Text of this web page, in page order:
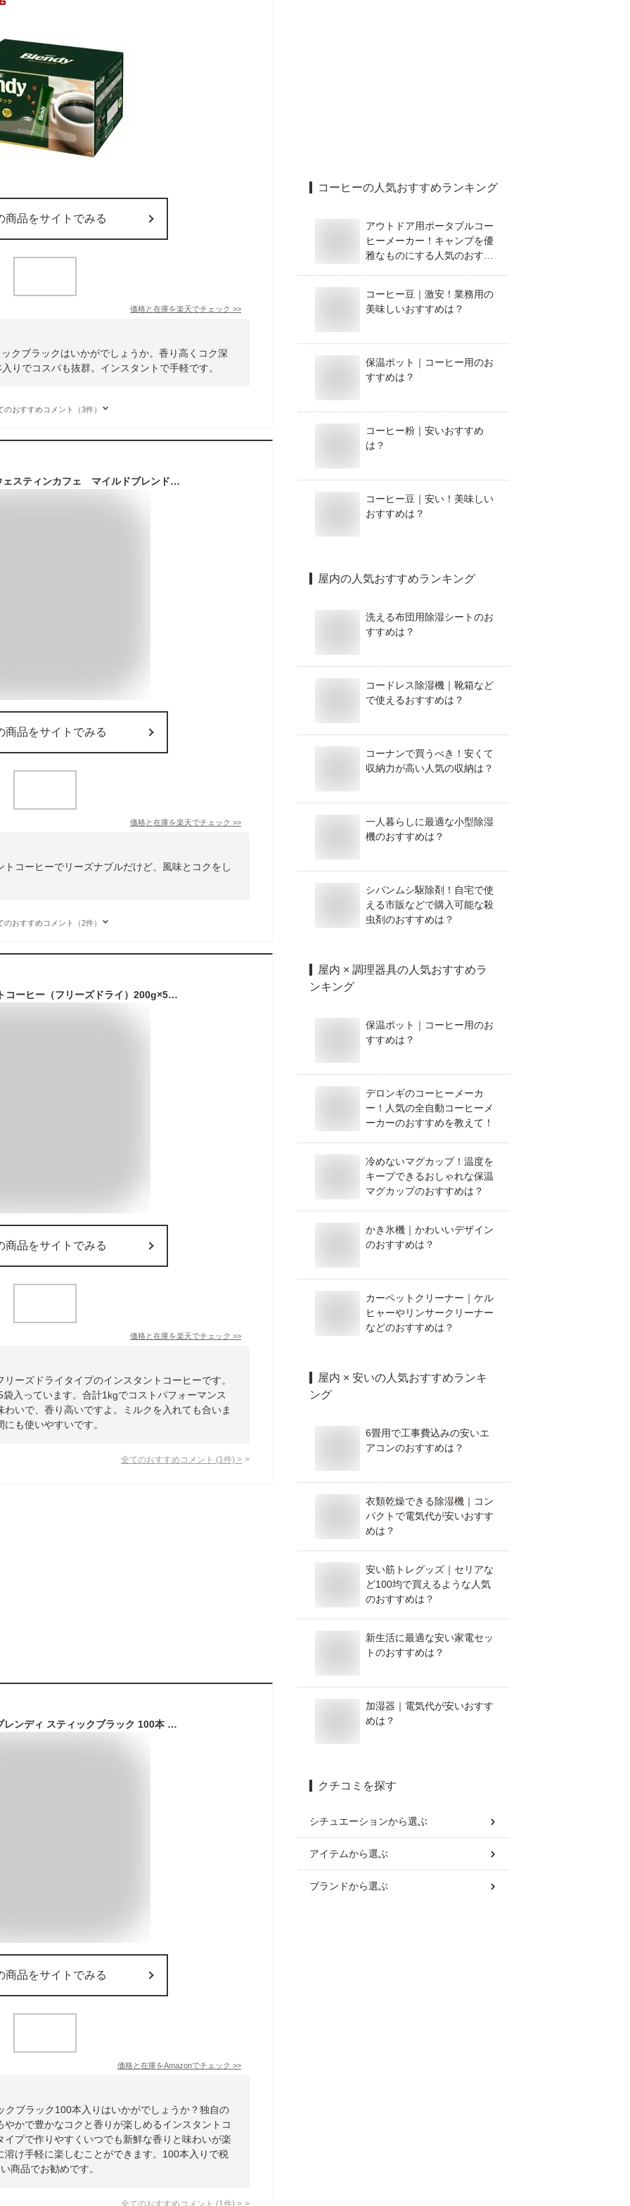
商品をサイトでみる
価格と在庫を楽天でチェック >>
クブラックはいかがでしょうか。香り高くコク深
りでコスパも抜群。インスタントで手軽です。
のおすすめコメント（3件）
ユニコ・ジャパン ウェスティンカフェ マイルドブレンド 220g 1袋
商品をサイトでみる
価格と在庫を楽天でチェック >>
コーヒーでリーズナブルだけど、風味とコクをし
のおすすめコメント（2件）
福袋 徳用インスタントコーヒー（フリーズドライ）200g×5袋【業務用】【カフェ工房】
商品をサイトでみる
価格と在庫を楽天でチェック >>
ーズドライタイプのインスタントコーヒーです。
入っています。合計1kgでコストパフォーマンス
いで、香り高いですよ。ミルクを入れても合いま
も使いやすいです。
全てのおすすめコメント (1 件) >
AGF(エージーエフ) ブレンディ スティックブラック 100本 【 スティックコーヒー 】【 水に溶けるコーヒー 】【 インスタントコーヒー 】
商品をサイトでみる
価格と在庫をAmazonでチェック >>
クブラック100本入りはいかがでしょうか？独自の
かで豊かなコクと香りが楽しめるインスタントコ
プで作りやすくいつでも新鮮な香りと味わいが楽
け手軽に楽しむことができます。100本入りで税
商品でお勧めです。
全てのおすすめコメント (1 件) >
コーヒーの人気おすすめランキング
アウトドア用ポータブルコー
ヒーメーカー！キャンプを優
雅なものにする人気のおすす
コーヒー豆｜激安！業務用の
美味しいおすすめは？
保温ポット｜コーヒー用のお
すすめは？
コーヒー粉｜安いおすすめ
は？
コーヒー豆｜安い！美味しい
おすすめは？
屋内の人気おすすめランキング
洗える布団用除湿シートのお
すすめは？
コードレス除湿機｜靴箱など
で使えるおすすめは？
コーナンで買うべき！安くて
収納力が高い人気の収納は？
一人暮らしに最適な小型除湿
機のおすすめは？
シバンムシ駆除剤！自宅で使
える市販などで購入可能な殺
虫剤のおすすめは？
屋内 × 調理器具の人気おすすめラ
ンキング
保温ポット｜コーヒー用のお
すすめは？
デロンギのコーヒーメーカ
ー！人気の全自動コーヒーメ
ーカーのおすすめを教えて！
冷めないマグカップ！温度を
キープできるおしゃれな保温
マグカップのおすすめは？
かき氷機｜かわいいデザイン
のおすすめは？
カーペットクリーナー｜ケル
ヒャーやリンサークリーナー
などのおすすめは？
屋内 × 安いの人気おすすめランキ
ング
6畳用で工事費込みの安いエ
アコンのおすすめは？
衣類乾燥できる除湿機｜コン
パクトで電気代が安いおすす
めは？
安い筋トレグッズ｜セリアな
ど100均で買えるような人気
のおすすめは？
新生活に最適な安い家電セッ
トのおすすめは？
加湿器｜電気代が安いおすす
めは？
クチコミを探す
シチュエーションから選ぶ
アイテムから選ぶ
ブランドから選ぶ